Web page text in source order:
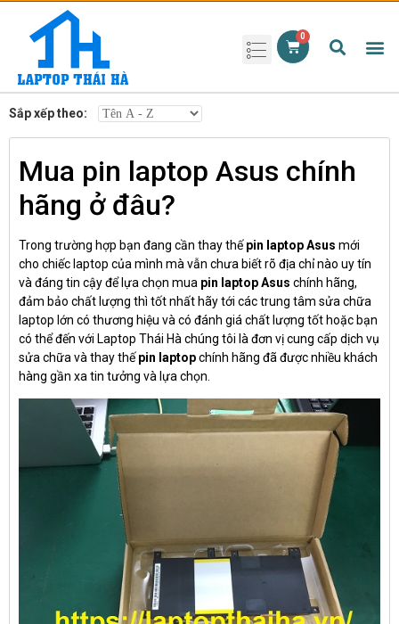
Sắp xếp theo:
Mua pin laptop Asus chính
hãng ở đâu?
Trong trường hợp bạn đang cần thay thếpin laptop Asus mới
cho chiếc laptop của mình mà vẫn chưa biết rõ địa chỉ nào uy tín
và đáng tin cậy để lựa chọn mua pin laptop Asus chính hãng,
đảm bảo chất lượng thì tốt nhất hãy tới các trung tâm sửa chữa
laptop lớn có thương hiệu và có đánh giá chất lượng tốt hoặc bạn
có thể đến với Laptop Thái Hà chúng tôi là đơn vị cung cấp dịch vụ
sửa chữa và thay thếpin laptopchính hãng đã được nhiều khách
hàng gần xa tin tưởng và lựa chọn.